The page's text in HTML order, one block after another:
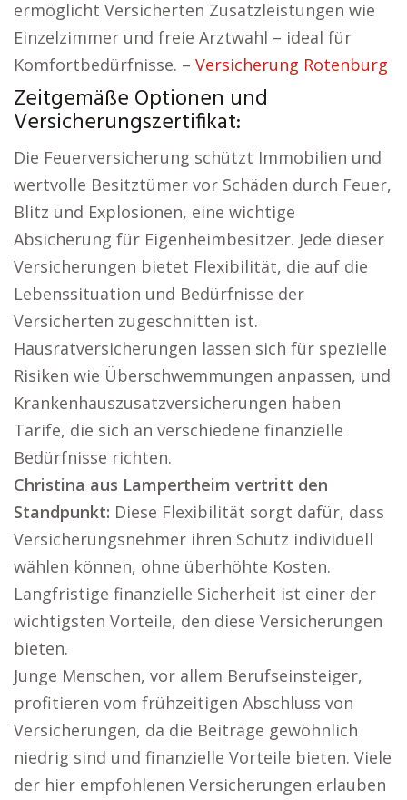
ermöglicht Versicherten Zusatzleistungen wie
Einzelzimmer und freie Arztwahl – ideal für
Komfortbedürfnisse. – Versicherung Rotenburg
Zeitgemäße Optionen und
Versicherungszertifikat:
Die Feuerversicherung schützt Immobilien und
wertvolle Besitztümer vor Schäden durch Feuer,
Blitz und Explosionen, eine wichtige
Absicherung für Eigenheimbesitzer. Jede dieser
Versicherungen bietet Flexibilität, die auf die
Lebenssituation und Bedürfnisse der
Versicherten zugeschnitten ist.
Hausratversicherungen lassen sich für spezielle
Risiken wie Überschwemmungen anpassen, und
Krankenhauszusatzversicherungen haben
Tarife, die sich an verschiedene finanzielle
Bedürfnisse richten.
Christina aus Lampertheim vertritt den
Standpunkt: Diese Flexibilität sorgt dafür, dass
Versicherungsnehmer ihren Schutz individuell
wählen können, ohne überhöhte Kosten.
Langfristige finanzielle Sicherheit ist einer der
wichtigsten Vorteile, den diese Versicherungen
bieten.
Junge Menschen, vor allem Berufseinsteiger,
profitieren vom frühzeitigen Abschluss von
Versicherungen, da die Beiträge gewöhnlich
niedrig sind und finanzielle Vorteile bieten. Viele
der hier empfohlenen Versicherungen erlauben